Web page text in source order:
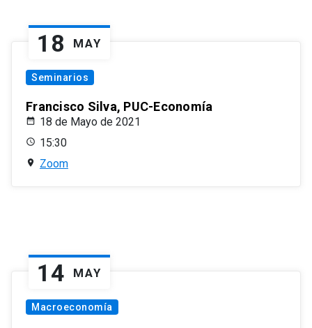
18 MAY
Seminarios
Francisco Silva, PUC-Economía
18 de Mayo de 2021
15:30
Zoom
14 MAY
Macroeconomía